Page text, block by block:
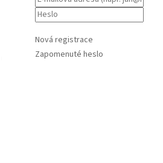
Nová registrace
Zapomenuté heslo